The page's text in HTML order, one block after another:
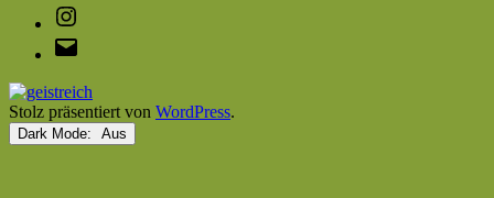
Stolz präsentiert von WordPress.
Dark Mode: